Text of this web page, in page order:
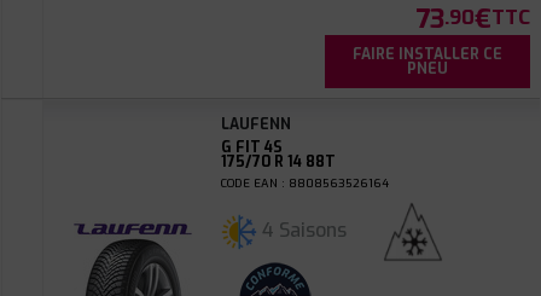
73.90€TTC
FAIRE INSTALLER CE
PNEU
LAUFENN
G FIT 4S
175/70 R 14 88T
CODE EAN : 8808563526164
4 Saisons